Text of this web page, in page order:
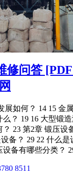
修问答
展如何？ 14 15 金
？ 19 16 大型锻
23 第2章 锻压设
备？ 29 22 什么
备有哪些分类？
8511